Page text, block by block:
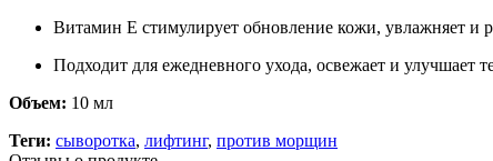
Витамин Е стимулирует обновление кожи, увлажняет и
Подходит для ежедневного ухода, освежает и улучшает
Объем: 10 мл
Теги: сыворотка, лифтинг, против морщин